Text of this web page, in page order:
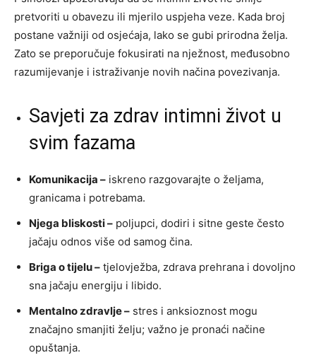
pretvoriti u obavezu ili mjerilo uspjeha veze. Kada broj
postane važniji od osjećaja, lako se gubi prirodna želja.
Zato se preporučuje fokusirati na nježnost, međusobno
razumijevanje i istraživanje novih načina povezivanja.
Savjeti za zdrav intimni život u
svim fazama
Komunikacija – iskreno razgovarajte o željama,
granicama i potrebama.
Njega bliskosti – poljupci, dodiri i sitne geste često
jačaju odnos više od samog čina.
Briga o tijelu – tjelovježba, zdrava prehrana i dovoljno
sna jačaju energiju i libido.
Mentalno zdravlje – stres i anksioznost mogu
značajno smanjiti želju; važno je pronaći načine
opuštanja.